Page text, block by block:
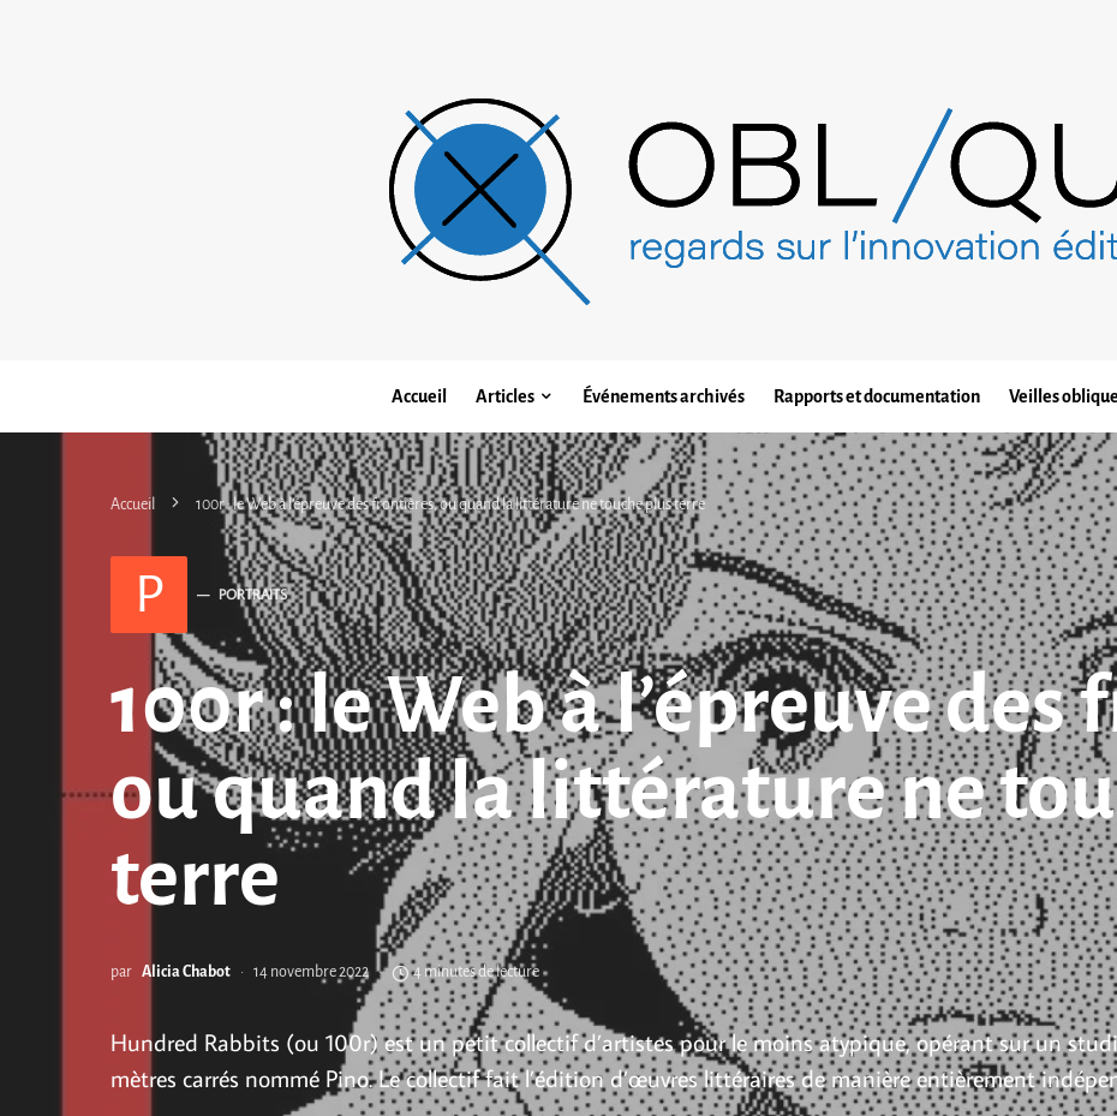
Accueil Articles Événements archivés Rapports et documentation Veilles
Accueil 100r : le Web à l’épreuve des frontières, ou quand la littérature ne touche plus terre
P PORTRAITS
100r : le Web à l’épreuve
ou quand la littérature ne
terre
par Alicia Chabot 14 novembre 2022 4 minutes de lecture
Hundred Rabbits (ou 100r) est un petit collectif d’artistes pour le moins atypique, opérant sur un
mètres carrés nommé Pino. Le collectif fait l’édition d’œuvres littéraires de manière entièrement